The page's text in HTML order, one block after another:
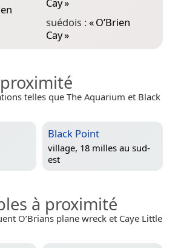
suédois :«O’Brien
Cay»
telles que The Aquarium et Black
Black Point
village, 18 milles au sud-
est
à proximité
O’Brians plane wreck et Caye Little